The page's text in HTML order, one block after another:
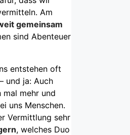
Am
gemeinsam
sind Abenteuer
entstehen oft
– und ja: Auch
mal mehr und
uns Menschen.
Vermittlung sehr
, welches Duo